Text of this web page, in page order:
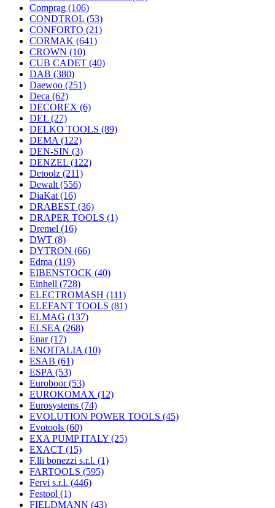
Comprag (106)
CONDTROL (53)
CONFORTO (21)
CORMAK (641)
CROWN (10)
CUB CADET (40)
DAB (380)
Daewoo (251)
Deca (62)
DECOREX (6)
DEL (27)
DELKO TOOLS (89)
DEMA (122)
DEN-SIN (3)
DENZEL (122)
Detoolz (211)
Dewalt (556)
DiaKat (16)
DRABEST (36)
DRAPER TOOLS (1)
Dremel (16)
DWT (8)
DYTRON (66)
Edma (119)
EIBENSTOCK (40)
Einhell (728)
ELECTROMASH (111)
ELEFANT TOOLS (81)
ELMAG (137)
ELSEA (268)
Enar(17)
ENOITALIA (10)
ESAB (61)
ESPA (53)
Euroboor(53)
EUROKOMAX (12)
Eurosystems (74)
EVOLUTION POWER TOOLS (45)
Evotools (60)
EXA PUMP ITALY (25)
EXACT (15)
F.lli bonezzi s.r.l. (1)
FARTOOLS (595)
Fervi s.r.l. (446)
Festool (1)
FIELDMANN (43)